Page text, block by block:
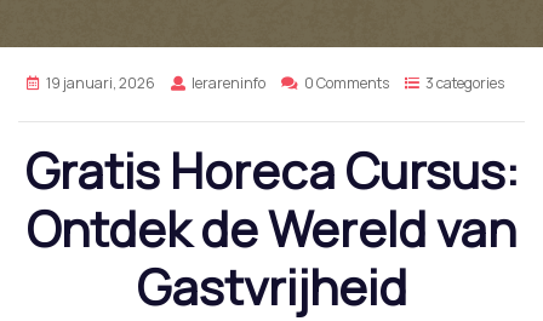
19 januari, 2026 lerareninfo 0 Comments 3 categories
Gratis Horeca Cursus:
Ontdek de Wereld van
Gastvrijheid